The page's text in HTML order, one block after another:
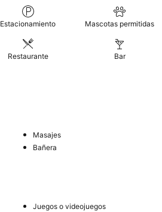
Estacionamiento Mascotas permitidas
Restaurante Bar
Masajes
Bañera
Juegos o videojuegos